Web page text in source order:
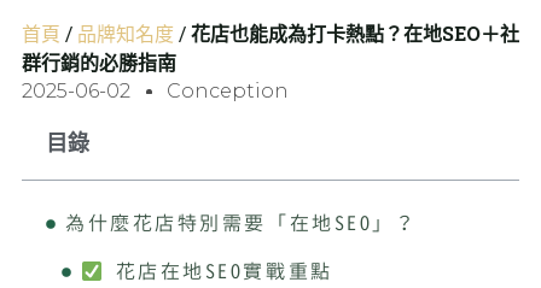
首頁 / 品牌知名度 /花店也能成為打卡熱點？在地SEO＋社
群行銷的必勝指南
2025-06-02 Conception
目錄
為什麼花店特別需要「在地SEO」？
花店在地SEO實戰重點